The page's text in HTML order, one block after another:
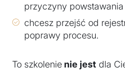
przyczyny powstawania
chcesz przejść od
poprawy procesu.
To szkolenie nie jest dla